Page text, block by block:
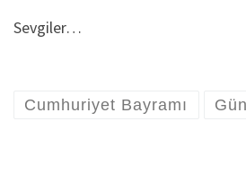
Sevgiler…
Cumhuriyet Bayramı